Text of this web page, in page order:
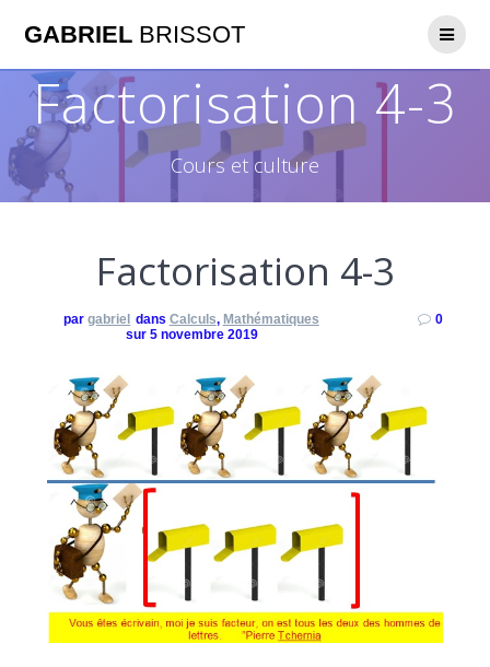
GABRIEL BRISSOT
Factorisation 4-3
Cours et culture
Factorisation 4-3
pargabriel dans Calculs, Mathématiques
sur 5 novembre 2019
0